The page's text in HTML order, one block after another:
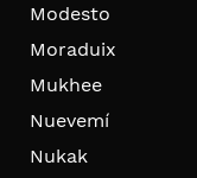
Modesto
Moraduix
Mukhee
Nuevemí
Nukak